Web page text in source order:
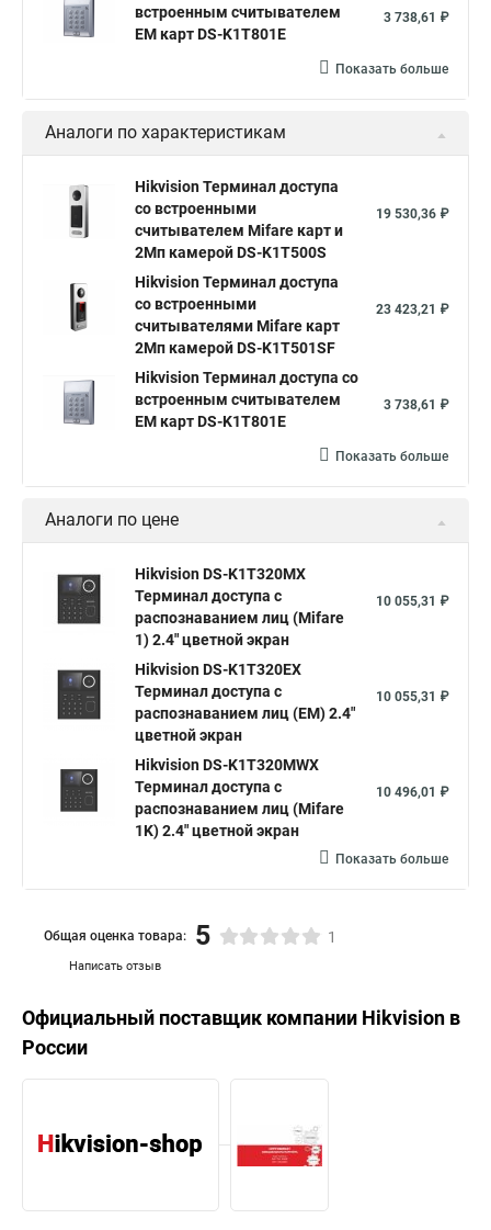
встроенным считывателем
EM карт DS-K1T801E
3 738,61 ₽
Показать больше
Аналоги по характеристикам
Hikvision Терминал доступа
со встроенными
считывателем Mifare карт и
2Мп камерой DS-K1T500S
19 530,36 ₽
Hikvision Терминал доступа
со встроенными
считывателями Mifare карт
2Мп камерой DS-K1T501SF
23 423,21 ₽
Hikvision Терминал доступа со
встроенным считывателем
EM карт DS-K1T801E
3 738,61 ₽
Показать больше
Аналоги по цене
Hikvision DS-K1T320MX
Терминал доступа с
распознаванием лиц (Mifare
1) 2.4" цветной экран
10 055,31 ₽
Hikvision DS-K1T320EX
Терминал доступа с
распознаванием лиц (EM) 2.4"
цветной экран
10 055,31 ₽
Hikvision DS-K1T320MWX
Терминал доступа с
распознаванием лиц (Mifare
1K) 2.4" цветной экран
10 496,01 ₽
Показать больше
Написать отзыв
Общая оценка товара: 5 1
Официальный поставщик компании Hikvision в
России